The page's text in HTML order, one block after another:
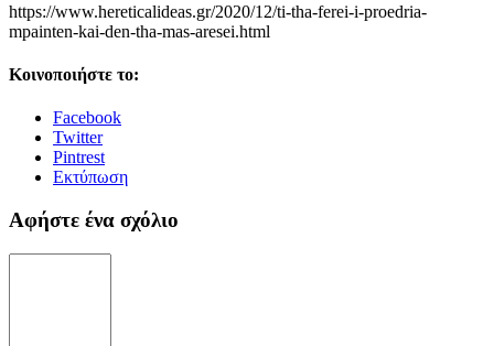
https://www.hereticalideas.gr/2020/12/ti-tha-ferei-i-proedria-
mpainten-kai-den-tha-mas-aresei.html
Κοινοποιήστε το:
Facebook
Twitter
Pintrest
Εκτύπωση
Αφήστε ένα σχόλιο